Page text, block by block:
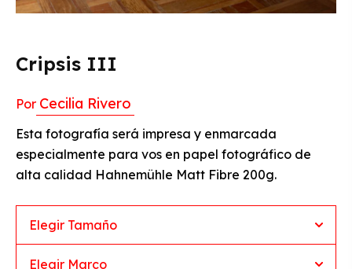
Cripsis III
Por Cecilia Rivero
Esta fotografía será impresa y enmarcada
especialmente para vos en papel fotográfico de
alta calidad Hahnemühle Matt Fibre 200g.